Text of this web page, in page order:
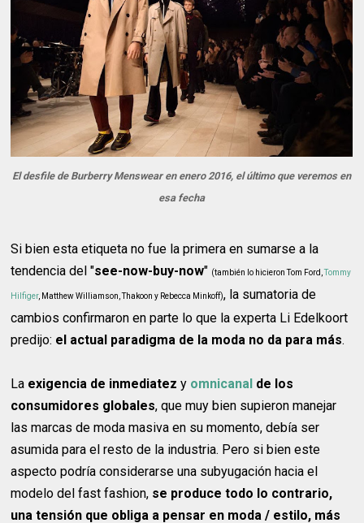
El desfile de Burberry Menswear en enero 2016, el último que veremos en
esa fecha
Si bien esta etiqueta no fue la primera en sumarse a la
tendencia del "see-now-buy-now" (también lo hicieron Tom Ford,Tommy
Hilfiger, Matthew Williamson, Thakoon y Rebecca Minkoff), la sumatoria de
cambios confirmaron en parte lo que la experta Li Edelkoort
predijo: el actual paradigma de la moda no da para más.
La exigencia de inmediatez y omnicanal de los
consumidores globales, que muy bien supieron manejar
las marcas de moda masiva en su momento, debía ser
asumida para el resto de la industria. Pero si bien este
aspecto podría considerarse una subyugación hacia el
modelo del fast fashion, se produce todo lo contrario,
una tensión que obliga a pensar en moda / estilo, más